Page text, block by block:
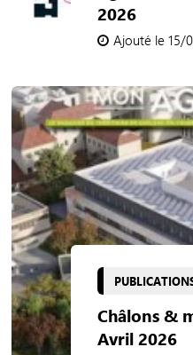
2026
Ajouté le 15/
Châlons &
Avril 2026